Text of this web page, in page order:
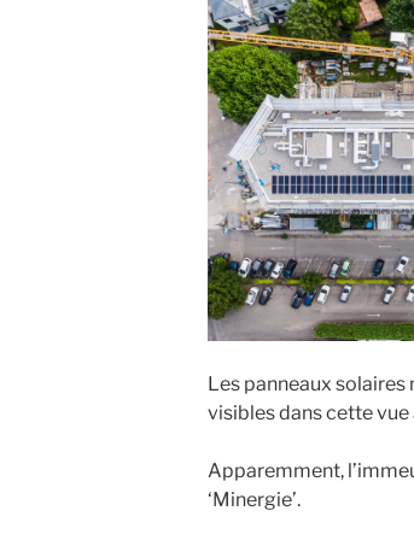
Les panneaux
visibles dans cette vue
Apparemment,
‘Minergie’.